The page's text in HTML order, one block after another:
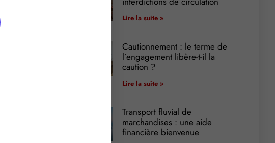
Lire la suite »
Cautionnement : le terme de
l’engagement libère-t-il la
caution ?
Lire la suite »
Transport fluvial de
marchandises : une aide
financière bienvenue